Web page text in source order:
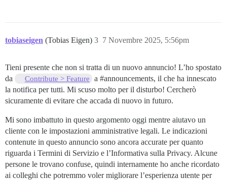
tobiaseigen (Tobias Eigen) 7 Novembre 2025, 5:56pm
3
Tieni presente che non si tratta di un nuovo annuncio! L’ho spostato
da
Contribute > Feature a #announcements, il che ha innescato
la notifica per tutti. Mi scuso molto per il disturbo! Cercherò
sicuramente di evitare che accada di nuovo in futuro.
Mi sono imbattuto in questo argomento oggi mentre aiutavo un
cliente con le impostazioni amministrative legali. Le indicazioni
contenute in questo annuncio sono ancora accurate per quanto
riguarda i Termini di Servizio e l’Informativa sulla Privacy. Alcune
persone le trovano confuse, quindi internamente ho anche ricordato
ai colleghi che potremmo voler migliorare l’esperienza utente per